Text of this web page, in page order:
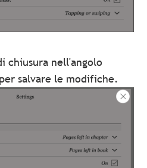
chiusura nell'angolo
salvare le modifiche.